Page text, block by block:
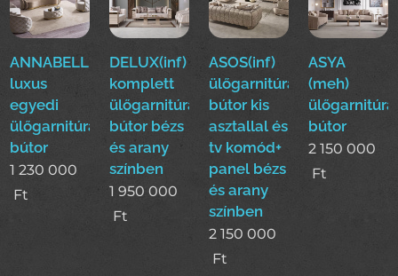
ANNABELLE(ode)
luxus
egyedi
ülőgarnitúra
bútor
1 230 000
Ft
DELUX(inf)
komplett
ülőgarnitúra
bútor bézs
és arany
színben
1 950 000
Ft
ASOS(inf)
ülőgarnitúra
bútor kis
asztallal és
tv komód+
panel bézs
és arany
színben
2 150 000
Ft
ASYA
(meh)
ülőgarnitúra
bútor
2 150 000
Ft